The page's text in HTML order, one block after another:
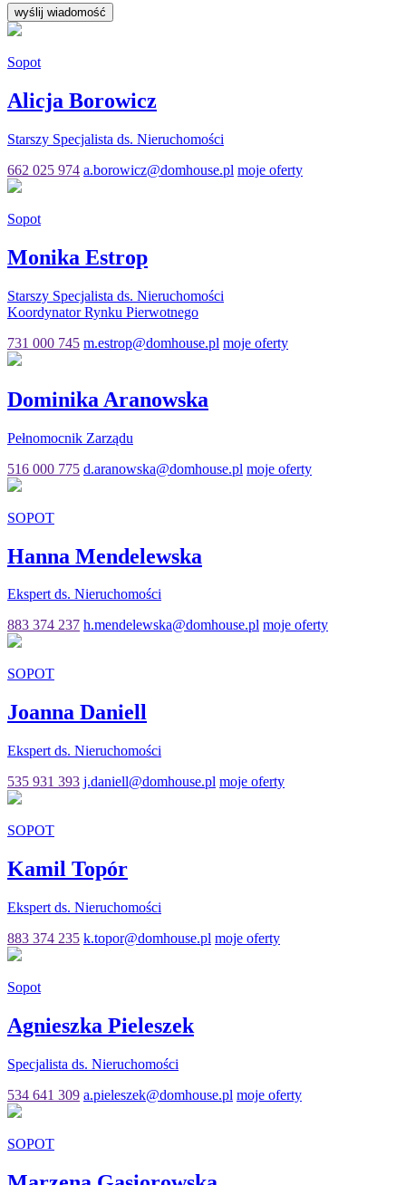
wyślij wiadomość
Sopot
Alicja Borowicz
Starszy Specjalista ds. Nieruchomości
662 025 974 a.borowicz@domhouse.pl moje oferty
Sopot
Monika Estrop
Starszy Specjalista ds. Nieruchomości
Koordynator Rynku Pierwotnego
731 000 745 m.estrop@domhouse.pl moje oferty
Dominika Aranowska
Pełnomocnik Zarządu
516 000 775 d.aranowska@domhouse.pl moje oferty
SOPOT
Hanna Mendelewska
Ekspert ds. Nieruchomości
883 374 237 h.mendelewska@domhouse.pl moje oferty
SOPOT
Joanna Daniell
Ekspert ds. Nieruchomości
535 931 393 j.daniell@domhouse.pl moje oferty
SOPOT
Kamil Topór
Ekspert ds. Nieruchomości
883 374 235 k.topor@domhouse.pl moje oferty
Sopot
Agnieszka Pieleszek
Specjalista ds. Nieruchomości
534 641 309 a.pieleszek@domhouse.pl moje oferty
SOPOT